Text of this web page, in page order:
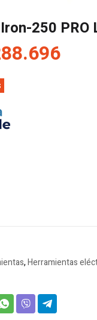
250
El
,Herramientas